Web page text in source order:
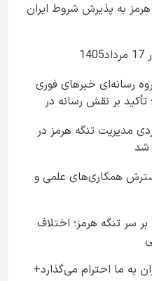
به پذیرش شروط ایران
رسانه‌ای خبرهای فوری
بر نقش رسانه در
مدیریت تنگه هرمز در
شد
همکاری‌های علمی و
بر سر تنگه هرمز؛ اختلاف
به ما احترام می‌گذارد+